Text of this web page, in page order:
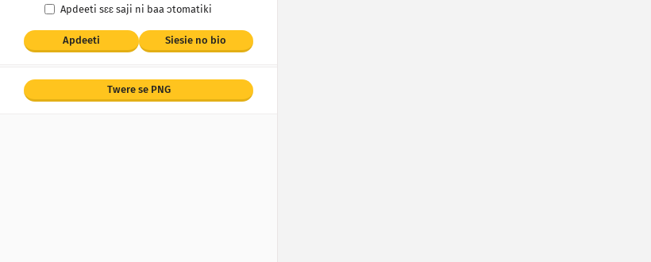
Apdeeti sɛɛ saji ni baa ɔtomatiki
Apdeeti Siesie no bio
Twere se PNG